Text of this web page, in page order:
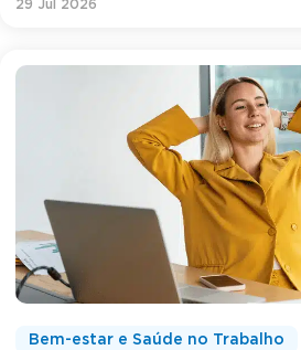
29 Jul 2026
Bem-estar e Saúde no Trabalho